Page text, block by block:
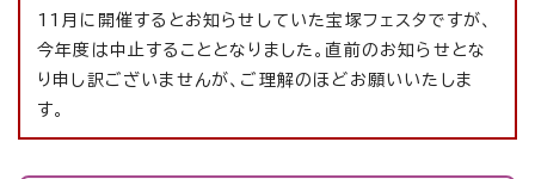
11月に開催するとお知らせしていた宝塚フェスタですが、
今年度は中止することとなりました。直前のお知らせとな
り申し訳ございませんが、ご理解のほどお願いいたしま
す。